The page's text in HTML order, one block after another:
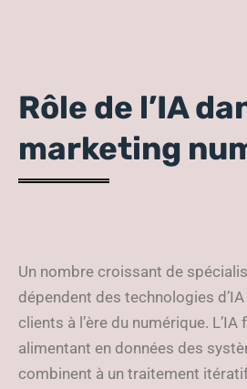
Rôle de l’IA
marketing
Un nombre croissant de
dépendent des technologies
clients à l’ère du numérique.
alimentant en données des
combinent à un traitement